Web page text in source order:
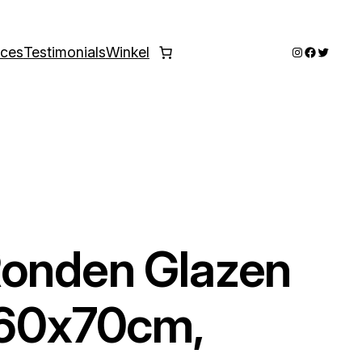
TestimonialsWinkel Instagram
Twitter
Glazen